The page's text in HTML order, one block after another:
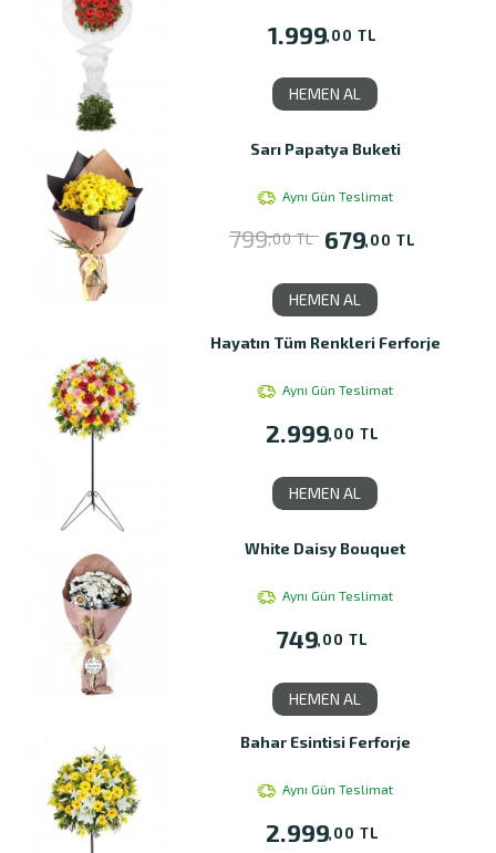
1.999,00 TL
HEMEN AL
Sarı Papatya Buketi
Aynı Gün Teslimat
799,00 TL 679,00 TL
HEMEN AL
Hayatın Tüm Renkleri Ferforje
Aynı Gün Teslimat
2.999,00 TL
HEMEN AL
White Daisy Bouquet
Aynı Gün Teslimat
749,00 TL
HEMEN AL
Bahar Esintisi Ferforje
Aynı Gün Teslimat
2.999,00 TL